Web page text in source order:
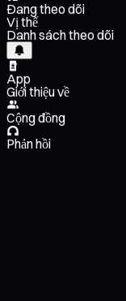
Đang theo dõi
Vị thế
Danh sách theo dõi
App
Giới thiệu về
Cộng đồng
Phản hồi